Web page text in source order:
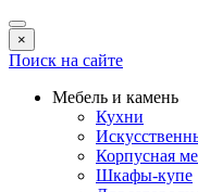
×
Поиск на сайте
Мебель и камень
Кухни
Корпусная
Шкафы-купе